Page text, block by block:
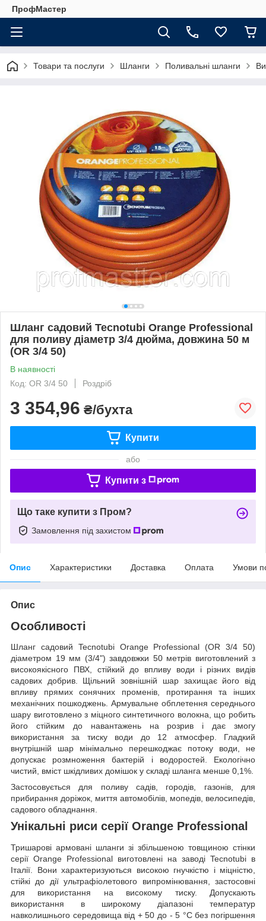
ПрофМастер
Товари та послуги Шланги Поливальні шланги
Шланг садовий Tecnotubi Orange Professional
для поливу діаметр 3/4 дюйма, довжина 50 м
(OR 3/4 50)
В наявності
Код: OR 3/4 50
Роздріб
3 354,96 ₴/бухта
Купити
або
Купити з
Що таке купити з Пром?
Замовлення під захистом
Опис Характеристики Доставка Оплата Умови
Опис
Особливості
Шланг садовий Tecnotubi Orange Professional (OR 3/4 50)
діаметром 19 мм (3/4") завдовжки 50 метрів виготовлений з
високоякісного ПВХ, стійкий до впливу води і різних видів
садових добрив. Щільний зовнішній шар захищає його від
впливу прямих сонячних променів, протирання та інших
механічних пошкоджень. Армувальне обплетення середнього
шару виготовлено з міцного синтетичного волокна, що робить
його стійким до навантажень на розрив і дає змогу
використання за тиску води до 12 атмосфер. Гладкий
внутрішній шар мінімально перешкоджає потоку води, не
допускає розмноження бактерій і водоростей. Екологічно
чистий, вміст шкідливих домішок у складі шланга менше 0,1%.
Застосовується для поливу садів, городів, газонів, для
прибирання доріжок, миття автомобілів, мопедів, велосипедів,
садового обладнання.
Унікальні риси серії Orange Professional
Тришарові армовані шланги зі збільшеною товщиною стінки
серії Orange Professional виготовлені на заводі Tecnotubi в
Італії. Вони характеризуються високою гнучкістю і міцністю,
стійкі до дії ультрафіолетового випромінювання, застосовні
для використання на високому тиску. Допускають
використання в широкому діапазоні температур
навколишнього середовища від + 50 до - 5 °C без погіршення